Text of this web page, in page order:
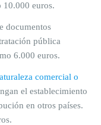
10.000 euros.
documentos
pública
6.000 euros.
comercial o
el establecimiento
en otros países.